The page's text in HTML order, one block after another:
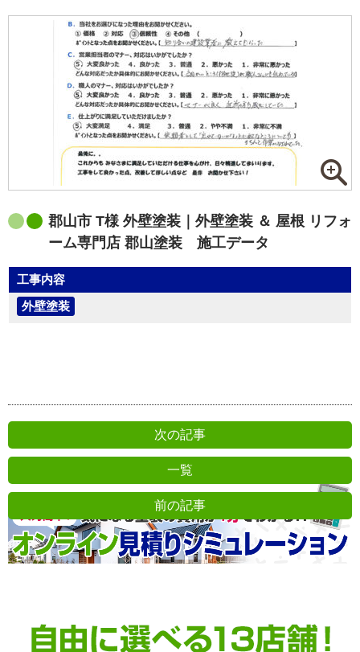
郡山市 T様 外壁塗装｜外壁塗装 ＆ 屋根 リフォ
ーム専門店 郡山塗装 施工データ
工事内容
外壁塗装
次の記事
一覧
前の記事